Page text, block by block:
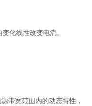
化线性改变电流。
带宽范围内的动态特性，